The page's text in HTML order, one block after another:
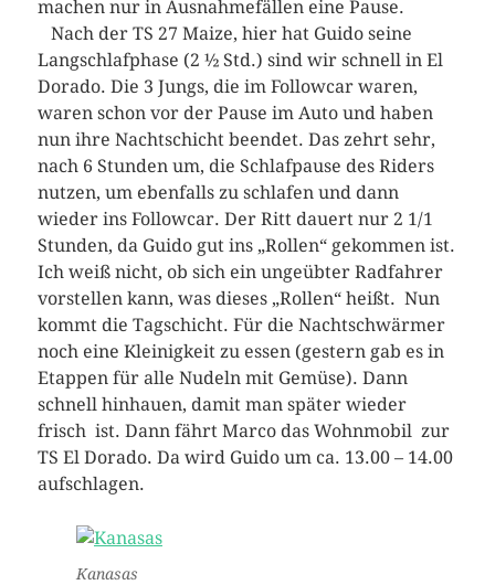
machen nur in Ausnahmefällen eine Pause.
Nach der TS 27 Maize, hier hat Guido seine
Langschlafphase (2 ½ Std.) sind wir schnell in El
Dorado. Die 3 Jungs, die im Followcar waren,
waren schon vor der Pause im Auto und haben
nun ihre Nachtschicht beendet. Das zehrt sehr,
nach 6 Stunden um, die Schlafpause des Riders
nutzen, um ebenfalls zu schlafen und dann
wieder ins Followcar. Der Ritt dauert nur 2 1/1
Stunden, da Guido gut ins „Rollen“ gekommen ist.
Ich weiß nicht, ob sich ein ungeübter Radfahrer
vorstellen kann, was dieses „Rollen“ heißt. Nun
kommt die Tagschicht. Für die Nachtschwärmer
noch eine Kleinigkeit zu essen (gestern gab es in
Etappen für alle Nudeln mit Gemüse). Dann
schnell hinhauen, damit man später wieder
frisch ist. Dann fährt Marco das Wohnmobil zur
TS El Dorado. Da wird Guido um ca. 13.00 – 14.00
aufschlagen.
Kanasas